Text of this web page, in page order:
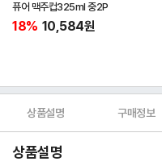
퓨어 맥주컵325ml 중2P
18% 10,584원
상품설명 구매정보
상품설명